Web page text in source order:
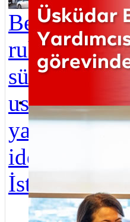
“Üsküdar’ın geleceği
ruhsatı ve
süreçlerinde
usulsüzlük
yapıldığı
iddialarına
İstanbul